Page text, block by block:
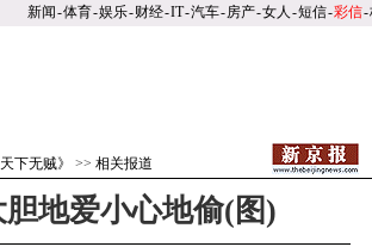
新闻-体育-娱乐-财经-IT-汽车-房产-女人 -短信-彩信-
天下无贼》 >> 相关报道
地爱小心地偷(图)